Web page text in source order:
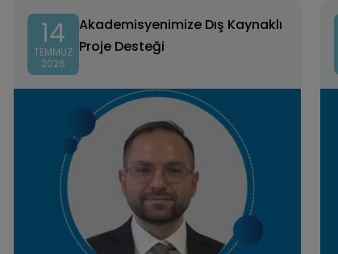
14
TEMMUZ
2026
Akademisyenimize Dış Kaynaklı
Proje Desteği